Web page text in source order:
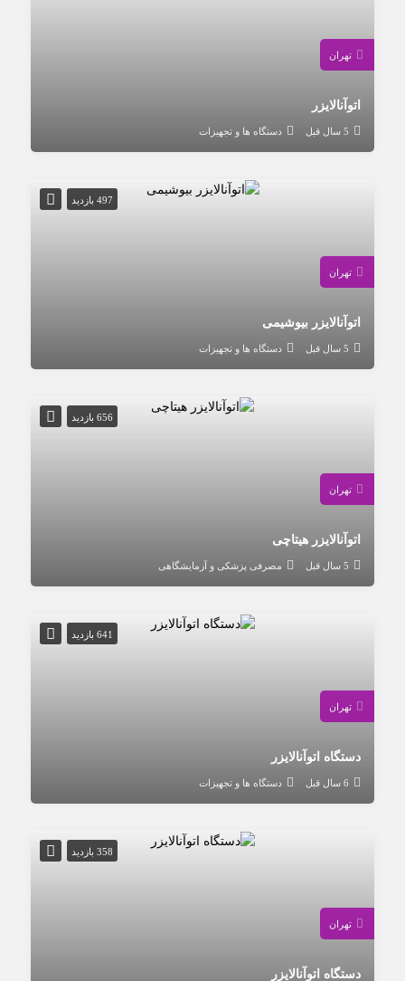
تهران
اتوآنالایزر
5 سال قبل دستگاه ها و تجهیزات
497 بازدید
تهران
اتوآنالایزر بیوشیمی
5 سال قبل دستگاه ها و تجهیزات
656 بازدید
تهران
اتوآنالایزر هیتاچی
5 سال قبل مصرفی پزشکی و آزمایشگاهی
641 بازدید
تهران
دستگاه اتوآنالایزر
6 سال قبل دستگاه ها و تجهیزات
358 بازدید
تهران
دستگاه اتوآنالایزر